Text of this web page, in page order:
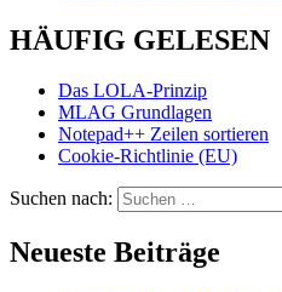
HÄUFIG GELESEN
Das LOLA-Prinzip
MLAG Grundlagen
Notepad++ Zeilen sortieren
Cookie-Richtlinie (EU)
Suchen nach:
Neueste Beiträge